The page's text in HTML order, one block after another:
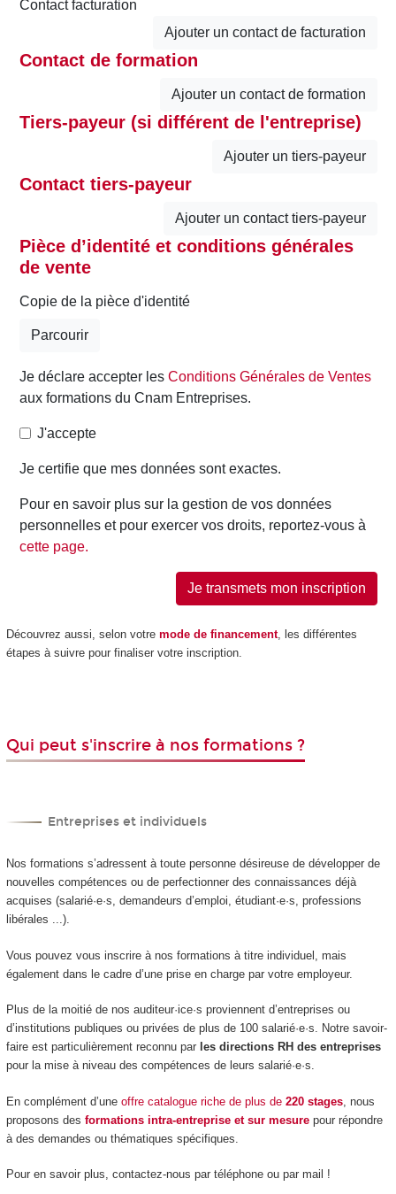
Découvrez aussi, selon votre mode de financement, les différentes
étapes à suivre pour finaliser votre inscription.
Qui peut s'inscrire à nos formations ?
Entreprises et individuels
Nos formations s’adressent à toute personne désireuse de développer de
nouvelles compétences ou de perfectionner des connaissances déjà
acquises (salarié·e·s, demandeurs d’emploi, étudiant·e·s, professions
libérales ...).
Vous pouvez vous inscrire à nos formations à titre individuel, mais
également dans le cadre d’une prise en charge par votre employeur.
Plus de la moitié de nos auditeur·ice·s proviennent d’entreprises ou
d’institutions publiques ou privées de plus de 100 salarié·e·s. Notre savoir-
faire est particulièrement reconnu par les directions RH des entreprises
pour la mise à niveau des compétences de leurs salarié·e·s.
En complément d’une offre catalogue riche de plus de 220 stages, nous
proposons des formations intra-entreprise et sur mesurepour répondre
à des demandes ou thématiques spécifiques.
Pour en savoir plus, contactez-nous par téléphone ou par mail !